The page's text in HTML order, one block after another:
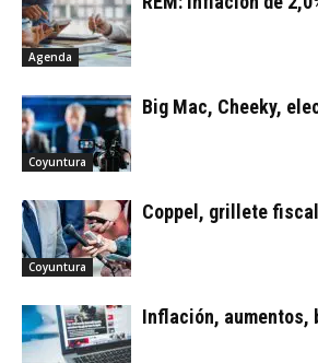
Agenda
Coyuntura
Big Mac, Cheeky,
Coyuntura
Coppel, grillete
Inflación, aumentos,